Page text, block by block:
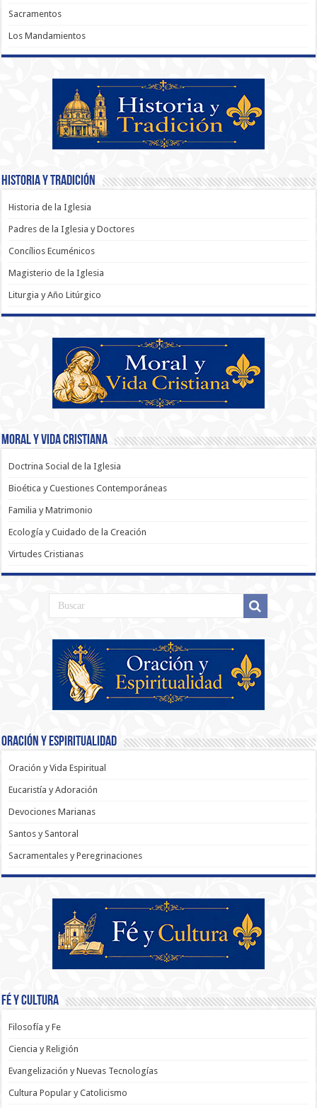
Sacramentos
Los Mandamientos
Historia y Tradición
Historia de la Iglesia
Padres de la Iglesia y Doctores
Concílios Ecuménicos
Magisterio de la Iglesia
Liturgia y Año Litúrgico
Moral y Vida Cristiana
Doctrina Social de la Iglesia
Bioética y Cuestiones Contemporáneas
Familia y Matrimonio
Ecología y Cuidado de la Creación
Virtudes Cristianas
Oración y Espiritualidad
Oración y Vida Espiritual
Eucaristía y Adoración
Devociones Marianas
Santos y Santoral
Sacramentales y Peregrinaciones
Fé y Cultura
Filosofía y Fe
Ciencia y Religión
Evangelización y Nuevas Tecnologías
Cultura Popular y Catolicismo